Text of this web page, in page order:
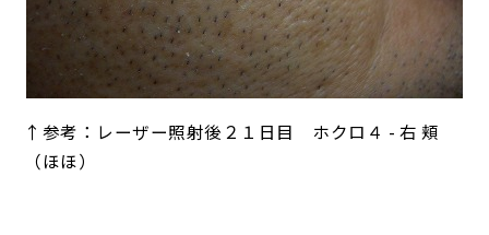
↑参考：レーザー照射後２１日目 ホクロ４ - 右 頬
（ほほ）